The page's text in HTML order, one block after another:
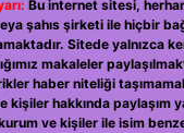
Bu internet sitesi,
şahıs şirketi ile hiçbir
Sitede yalnızca
makaleler
haber niteliği
kişiler hakkında paylaşım
ve kişiler ile isim